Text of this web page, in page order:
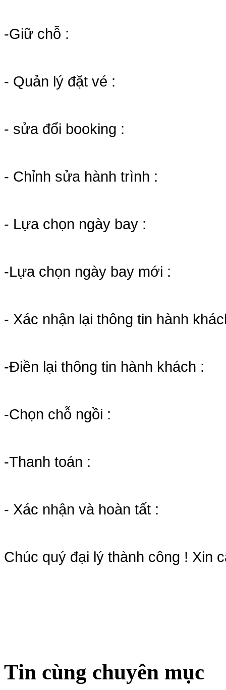
-Giữ chỗ :
- Quản lý đặt vé :
- sửa đổi booking :
- Chỉnh sửa hành trình :
- Lựa chọn ngày bay :
-Lựa chọn ngày bay mới :
- Xác nhận lại thông tin hành
-Điền lại thông tin hành khách :
-Chọn chỗ ngồi :
-Thanh toán :
- Xác nhận và hoàn tất :
Chúc quý đại lý thành công ! Xin
Tin cùng chuyên mục